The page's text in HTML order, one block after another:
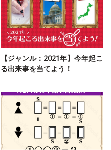
【ジャンル：2021年】今年起こ
る出来事を当てよう！